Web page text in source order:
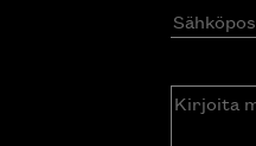
Kirjoita